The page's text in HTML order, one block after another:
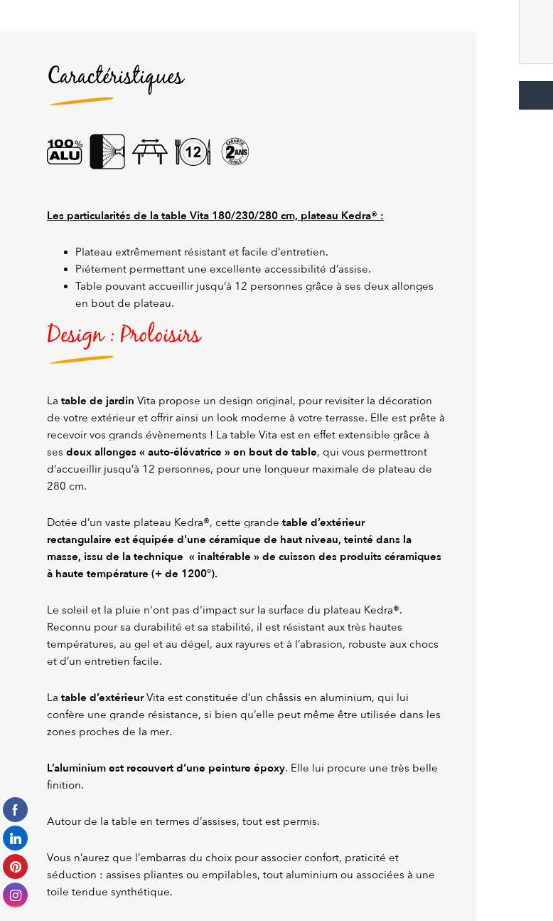
Caractéristiques
Les particularités de la table Vita 180/230/280 cm, plateau Kedra® :
Plateau extrêmement résistant et facile d’entretien.
Piétement permettant une excellente accessibilité d’assise.
Table pouvant accueillir jusqu’à 12 personnes grâce à ses deux allonges
en bout de plateau.
Design : Proloisirs
La table de jardin Vita propose un design original, pour revisiter la décoration
de votre extérieur et offrir ainsi un look moderne à votre terrasse. Elle est prête à
recevoir vos grands évènements ! La table Vita est en effet extensible grâce à
ses deux allonges « auto-élévatrice » en bout de table, qui vous permettront
d’accueillir jusqu’à 12 personnes, pour une longueur maximale de plateau de
280 cm.
Dotée d’un vaste plateau Kedra®, cette grande table d’extérieur
rectangulaire est équipée d'une céramique de haut niveau, teinté dans la
masse, issu de la technique « inaltérable » de cuisson des produits céramiques
à haute température (+ de 1200°).
Le soleil et la pluie n'ont pas d'impact sur la surface du plateau Kedra®.
Reconnu pour sa durabilité et sa stabilité, il est résistant aux très hautes
températures, au gel et au dégel, aux rayures et à l’abrasion, robuste aux chocs
et d’un entretien facile.
La table d’extérieurVita est constituée d’un châssis en aluminium, qui lui
confère une grande résistance, si bien qu’elle peut même être utilisée dans les
zones proches de la mer.
L’aluminium est recouvert d’une peinture époxy. Elle lui procure une très belle
finition.
Autour de la table en termes d’assises, tout est permis.
Vous n’aurez que l’embarras du choix pour associer confort, praticité et
séduction : assises pliantes ou empilables, tout aluminium ou associées à une
toile tendue synthétique.